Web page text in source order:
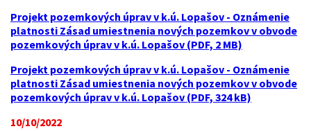
Projekt pozemkových úprav v k.ú. Lopašov - Oznámenie
platnosti Zásad umiestnenia nových pozemkov v obvode
pozemkových úprav v k.ú. Lopašov (PDF, 2 MB)
Projekt pozemkových úprav v k.ú. Lopašov - Oznámenie
platnosti Zásad umiestnenia nových pozemkov v obvode
pozemkových úprav v k.ú. Lopašov (PDF, 324 kB)
10/10/2022